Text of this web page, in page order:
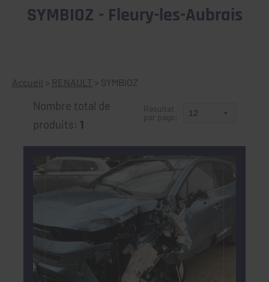
SYMBIOZ - Fleury-les-Aubrais
Accueil > RENAULT > SYMBIOZ
Nombre total de
produits: 1
Résultat
par page: